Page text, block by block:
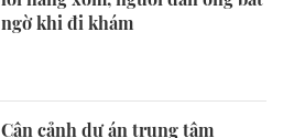
ngờ khi đi khám
Cận cảnh dự án trung tâm